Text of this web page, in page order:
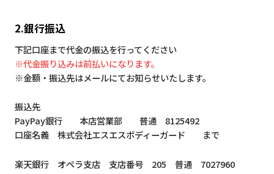
2.銀行振込
下記口座まで代金の振込を行ってください
※代金振り込みは前払いになります。
※金額・振込先はメールにてお知らせいたします。
振込先
PayPay銀行 本店営業部 普通 8125492
口座名義 株式会社エスエスボディーガード まで
楽天銀行 オペラ支店 支店番号 205 普通 7027960